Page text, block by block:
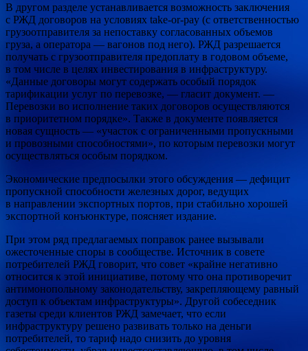
В другом разделе устанавливается возможность заключения
с РЖД договоров на условиях take-or-pay (с ответственностью
грузоотправителя за непоставку согласованных объемов
груза, а оператора — вагонов под него). РЖД разрешается
получать с грузоотправителя предоплату в годовом объеме,
в том числе в целях инвестирования в инфраструктуру.
«Данные договоры могут содержать особый порядок
тарификации услуг по перевозке, — гласит документ. —
Перевозки во исполнение таких договоров осуществляются
в приоритетном порядке». Также в документе появляется
новая сущность — «участок с ограниченными пропускными
и провозными способностями», по которым перевозки могут
осуществляться особым порядком.
Экономические предпосылки этого обсуждения — дефицит
пропускной способности железных дорог, ведущих
в направлении экспортных портов, при стабильно хорошей
экспортной конъюнктуре, поясняет издание.
При этом ряд предлагаемых поправок ранее вызывали
ожесточенные споры в сообществе. Источник в совете
потребителей РЖД говорит, что совет «крайне негативно
относится к этой инициативе, потому что она противоречит
антимонопольному законодательству, закрепляющему равный
доступ к объектам инфраструктуры». Другой собеседник
газеты среди клиентов РЖД замечает, что если
инфраструктуру решено развивать только на деньги
потребителей, то тариф надо снизить до уровня